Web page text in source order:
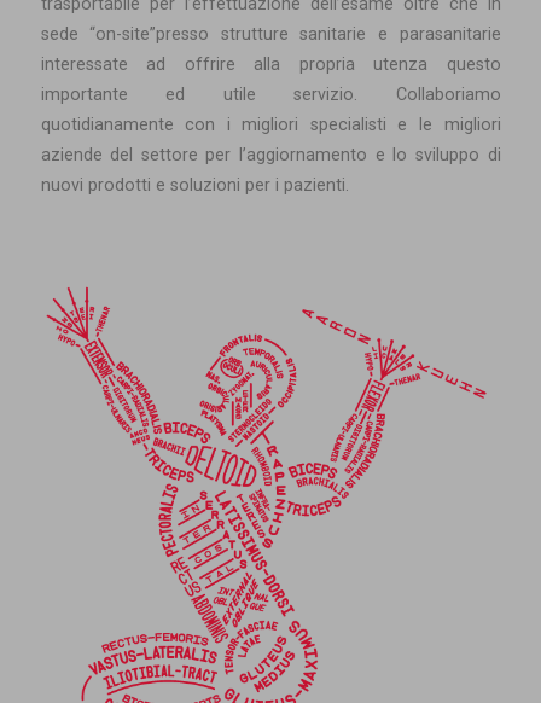
trasportabile per l’effettuazione dell’esame oltre che in
sede “on-site”presso strutture sanitarie e parasanitarie
interessate ad offrire alla propria utenza questo
importante ed utile servizio. Collaboriamo
quotidianamente con i migliori specialisti e le migliori
aziende del settore per l’aggiornamento e lo sviluppo di
nuovi prodotti e soluzioni per i pazienti.